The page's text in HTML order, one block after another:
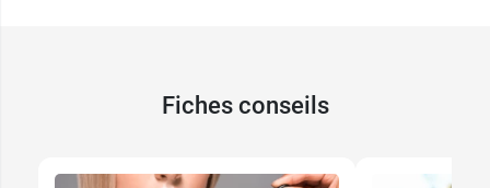
Fiches conseils